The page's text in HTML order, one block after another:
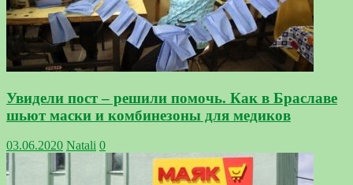
Увидели пост – решили помочь. Как в Браславе
шьют маски и комбинезоны для медиков
03.06.2020 Natali 0